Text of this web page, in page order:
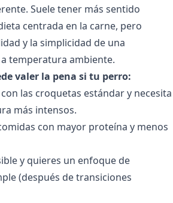
Suele tener más sentido
centrada en la carne, pero
y la simplicidad de una
temperatura ambiente.
valer la pena si tu perro:
las croquetas estándar y necesita
más intensos.
con mayor proteína y menos
y quieres un enfoque de
(después de transiciones